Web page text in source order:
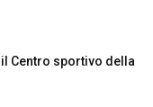
Centro sportivo della